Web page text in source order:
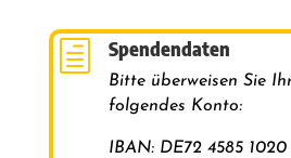
h Spendendaten
Bitte überweisen Sie
folgendes Konto:
IBAN: DE72 4585